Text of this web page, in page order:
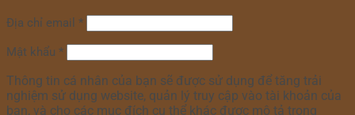
Địa chỉ email *
Mật khẩu *
Thông tin cá nhân của bạn sẽ được sử dụng để tăng trải
nghiệm sử dụng website, quản lý truy cập vào tài khoản của
bạn, và cho các mục đích cụ thể khác được mô tả trong